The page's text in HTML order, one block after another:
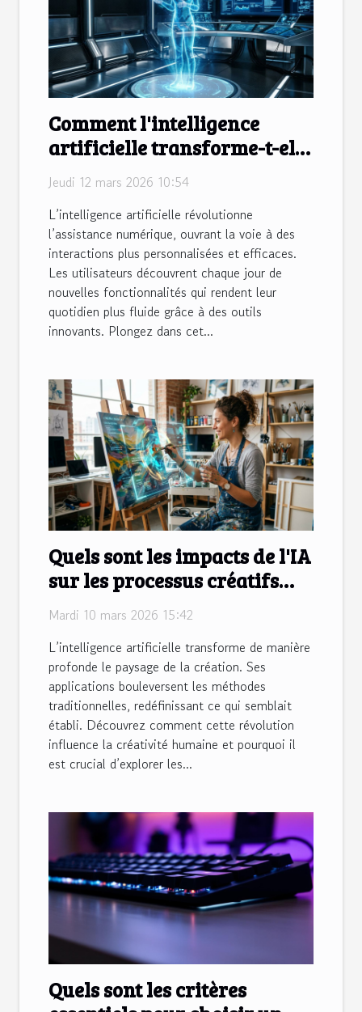
Comment l'intelligence
artificielle transforme-t-elle
l'assistance numérique ?
Jeudi 12 mars 2026 10:54
L’intelligence artificielle révolutionne
l’assistance numérique, ouvrant la voie à des
interactions plus personnalisées et efficaces.
Les utilisateurs découvrent chaque jour de
nouvelles fonctionnalités qui rendent leur
quotidien plus fluide grâce à des outils
innovants. Plongez dans cet...
Quels sont les impacts de l'IA
sur les processus créatifs
traditionnels ?
Mardi 10 mars 2026 15:42
L’intelligence artificielle transforme de manière
profonde le paysage de la création. Ses
applications bouleversent les méthodes
traditionnelles, redéfinissant ce qui semblait
établi. Découvrez comment cette révolution
influence la créativité humaine et pourquoi il
est crucial d’explorer les...
Quels sont les critères